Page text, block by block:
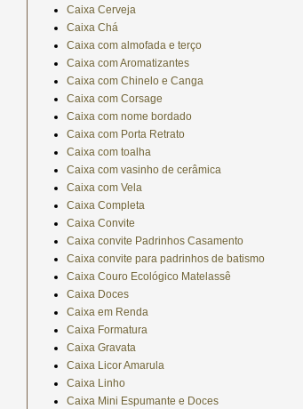
Caixa Cerveja
Caixa Chá
Caixa com almofada e terço
Caixa com Aromatizantes
Caixa com Chinelo e Canga
Caixa com Corsage
Caixa com nome bordado
Caixa com Porta Retrato
Caixa com toalha
Caixa com vasinho de cerâmica
Caixa com Vela
Caixa Completa
Caixa Convite
Caixa convite Padrinhos Casamento
Caixa convite para padrinhos de batismo
Caixa Couro Ecológico Matelassê
Caixa Doces
Caixa em Renda
Caixa Formatura
Caixa Gravata
Caixa Licor Amarula
Caixa Linho
Caixa Mini Espumante e Doces